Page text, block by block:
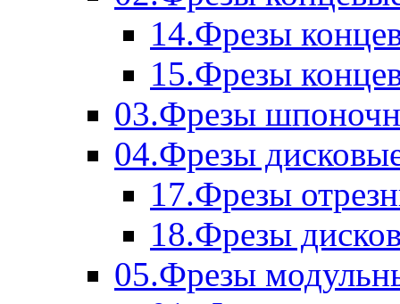
14.Фрезы
15.Фрезы
03.Фрезы
04.Фрезы
17.Фрезы
18.Фрезы
05.Фрезы